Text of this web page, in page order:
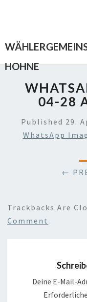
HOHNE
04-28
Published 29.
WhatsApp
←
Trackbacks Are
Comment .
Deine E-Mail-